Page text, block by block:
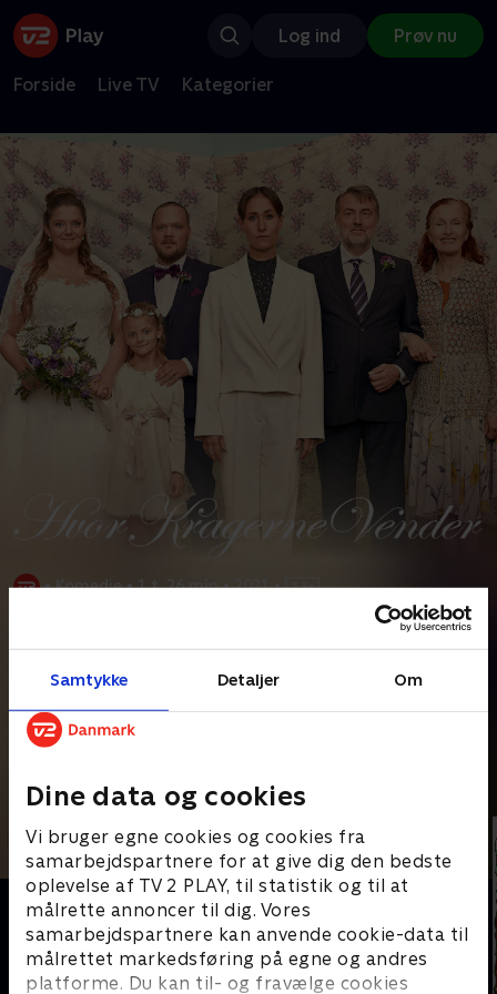
Samtykke Detaljer Om
Dine data og cookies
Vi bruger egne cookies og cookies fra
samarbejdspartnere for at give dig den bedste
oplevelse af TV 2 PLAY, til statistik og til at
målrette annoncer til dig. Vores
samarbejdspartnere kan anvende cookie-data til
målrettet markedsføring på egne og andres
platforme. Du kan til- og fravælge cookies
Log ind Prøv nu
Forside Live TV Kategorier
• Komedie • 1 t. 26 min • 2021 •
Den unge forfatter Laura (Rosalinde Mynster) har lagt afstand
til sin familie på landet og er flyttet til København.
Prøv TV 2 Play*
*Kræver pakken Basis. Administrer dit abonnement på Mit TV 2.
Andre så også